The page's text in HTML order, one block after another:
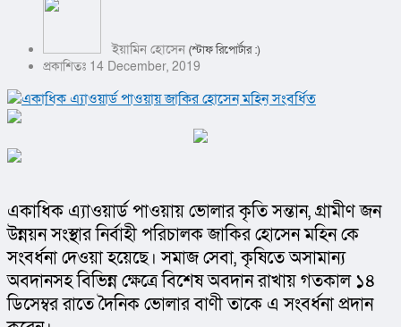
ইয়ামিন হোসেন (স্টাফ রিপোর্টার :)
প্রকাশিতঃ 14 December, 2019
একাধিক এ্যাওয়ার্ড পাওয়ায় ভোলার কৃতি সন্তান, গ্রামীণ জন
উন্নয়ন সংস্থার নির্বাহী পরিচালক জাকির হোসেন মহিন কে
সংবর্ধনা দেওয়া হয়েছে। সমাজ সেবা, কৃষিতে অসামান্য
অবদানসহ বিভিন্ন ক্ষেত্রে বিশেষ অবদান রাখায় গতকাল ১৪
ডিসেম্বর রাতে দৈনিক ভোলার বাণী তাকে এ সংবর্ধনা প্রদান